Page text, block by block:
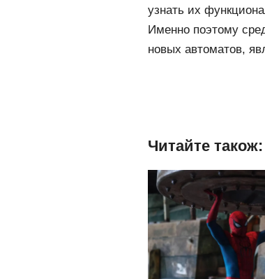
узнать их
Именно поэтому
новых автоматов,
Читайте також: